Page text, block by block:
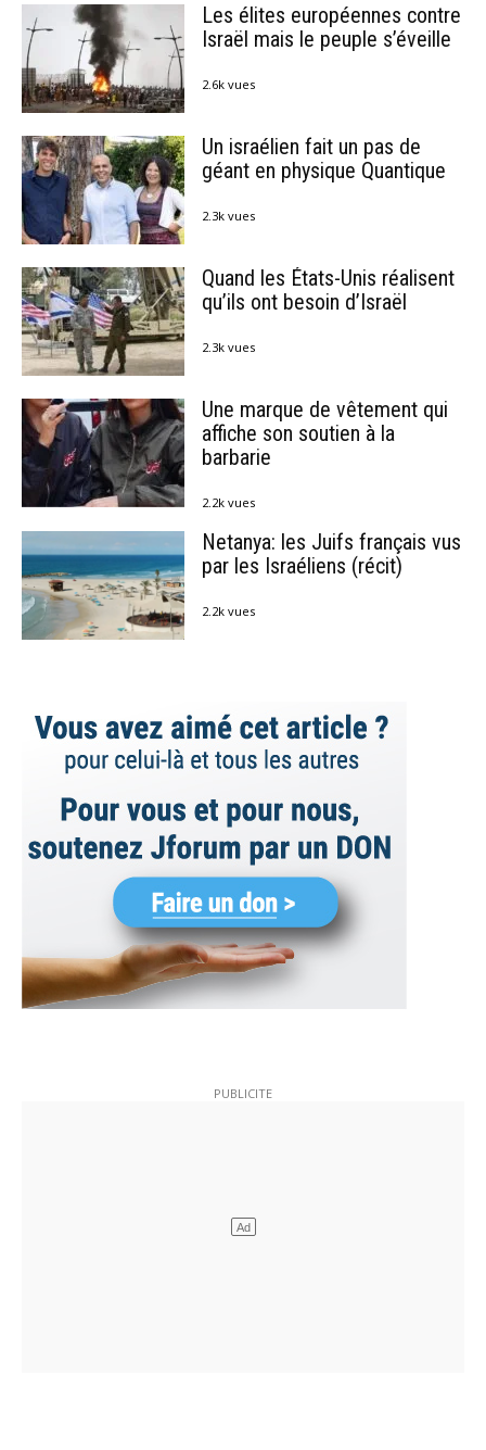
Les élites européennes contre
Israël mais le peuple s’éveille
2.6k vues
Un israélien fait un pas de
géant en physique Quantique
2.3k vues
Quand les États-Unis réalisent
qu’ils ont besoin d’Israël
2.3k vues
Une marque de vêtement qui
affiche son soutien à la
barbarie
2.2k vues
Netanya: les Juifs français vus
par les Israéliens (récit)
2.2k vues